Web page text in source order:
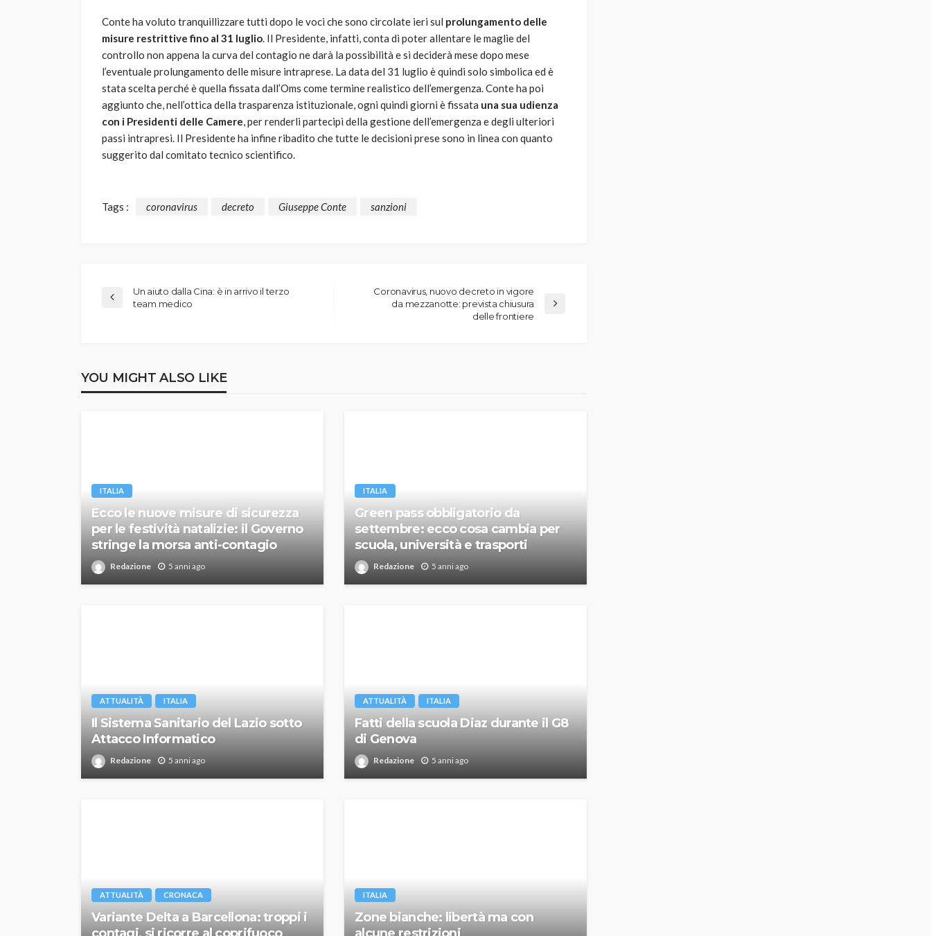
Conte ha voluto tranquillizzare tutti dopo le voci che sono circolate ieri sul prolungamento delle
misure restrittive fino al 31 luglio. Il Presidente, infatti, conta di poter allentare le maglie del
controllo non appena la curva del contagio ne darà la possibilità e si deciderà mese dopo mese
l’eventuale prolungamento delle misure intraprese. La data del 31 luglio è quindi solo simbolica ed è
stata scelta perché è quella fissata dall’Oms come termine realistico dell’emergenza. Conte ha poi
aggiunto che, nell’ottica della trasparenza istituzionale, ogni quindi giorni è fissata una sua udienza
con i Presidenti delle Camere, per renderli partecipi della gestione dell’emergenza e degli ulteriori
passi intrapresi. Il Presidente ha infine ribadito che tutte le decisioni prese sono in linea con quanto
suggerito dal comitato tecnico scientifico.
Tags : coronavirus decreto Giuseppe Conte sanzioni
Un aiuto dalla Cina: è in arrivo il terzo
team medico
Coronavirus, nuovo decreto in vigore
da mezzanotte: prevista chiusura
delle frontiere
YOU MIGHT ALSO LIKE
ITALIA
Ecco le nuove misure di sicurezza
per le festività natalizie: il Governo
stringe la morsa anti-contagio
Redazione 5 anni ago
ITALIA
Green pass obbligatorio da
settembre: ecco cosa cambia per
scuola, università e trasporti
Redazione 5 anni ago
ATTUALITÀ ITALIA
Il Sistema Sanitario del Lazio sotto
Attacco Informatico
Redazione 5 anni ago
ATTUALITÀ ITALIA
Fatti della scuola Diaz durante il G8
di Genova
Redazione 5 anni ago
ATTUALITÀ CRONACA
Variante Delta a Barcellona: troppi i
ITALIA
Zone bianche: libertà ma con